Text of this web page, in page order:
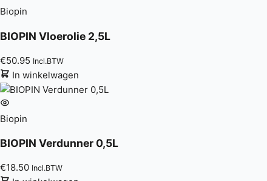
Biopin
BIOPIN Vloerolie 2,5L
€50.95 Incl.BTW
In winkelwagen
Biopin
BIOPIN Verdunner 0,5L
€18.50 Incl.BTW